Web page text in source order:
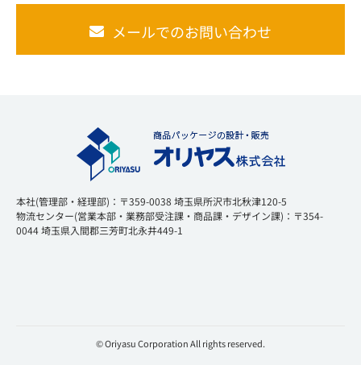
メールでのお問い合わせ
本社(管理部・経理部)：〒359-0038 埼玉県所沢市北秋津120-5
物流センター(営業本部・業務部受注課・商品課・デザイン課)：〒354-
0044 埼玉県入間郡三芳町北永井449-1
© Oriyasu Corporation All rights reserved.